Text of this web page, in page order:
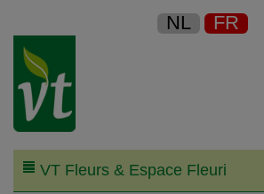
NL FR
VT Fleurs & Espace Fleuri